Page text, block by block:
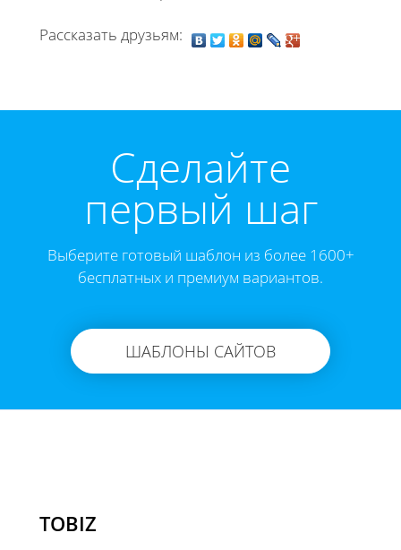
Рассказать друзьям:
Cделайте
первый шаг
Выберите готовый шаблон из более 1600+
бесплатных и премиум вариантов.
ШАБЛОНЫ САЙТОВ
TOBIZ